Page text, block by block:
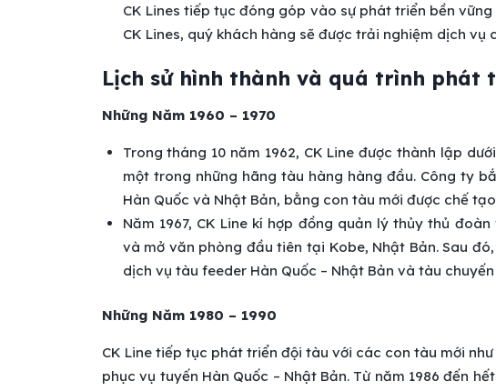
CK Lines tiếp tục đóng góp vào sự phát triển bền
CK Lines, quý khách hàng sẽ được trải nghiệm dịch
Lịch sử hình thành và quá trình phát
Những Năm 1960 – 1970
Trong tháng 10 năm 1962, CK Line được thành lập
một trong những hãng tàu hàng hàng đầu. Công ty
Hàn Quốc và Nhật Bản, bằng con tàu mới được chế tạo
Năm 1967, CK Line kí hợp đồng quản lý thủy thủ đoàn
và mở văn phòng đầu tiên tại Kobe, Nhật Bản. Sau
dịch vụ tàu feeder Hàn Quốc – Nhật Bản và tàu
Những Năm 1980 – 1990
CK Line tiếp tục phát triển đội tàu với các con tàu mới như
phục vụ tuyến Hàn Quốc – Nhật Bản. Từ năm 1986 đến